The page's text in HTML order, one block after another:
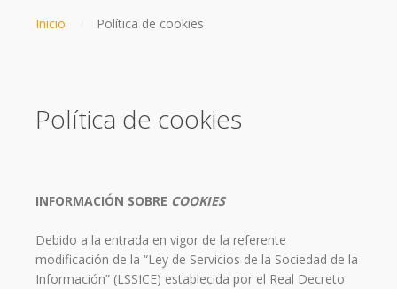
Inicio Política de cookies
Política de cookies
INFORMACIÓN SOBRE COOKIES
Debido a la entrada en vigor de la referente
modificación de la “Ley de Servicios de la Sociedad de la
Información” (LSSICE) establecida por el Real Decreto